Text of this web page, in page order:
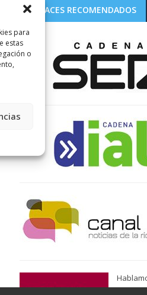
para
estas
o
ENLACES RECOMENDADOS
que